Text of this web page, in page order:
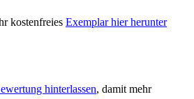
kostenfreies Exemplar hier herunter
hinterlassen, damit mehr